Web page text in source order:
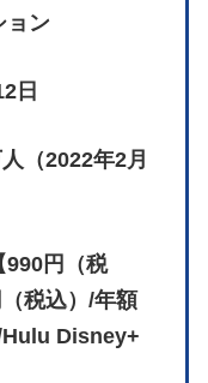
ョン
日
（2022年2月
990円（税
税込）/年額
Hulu Disney+